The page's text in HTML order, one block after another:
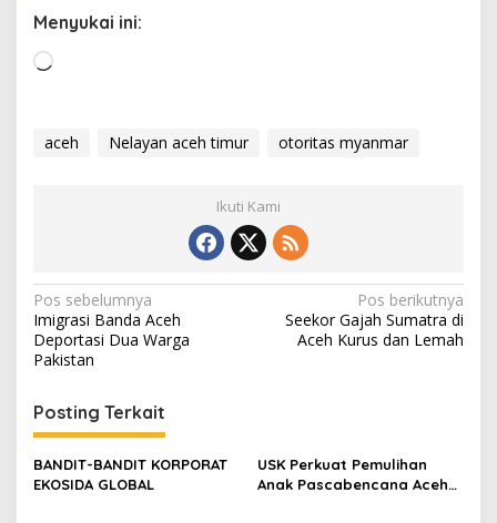
Menyukai ini:
u
aceh Nelayan aceh timur otoritas myanmar
Ikuti Kami
N
a
v
i
g
a
s
Pos sebelumnya
Imigrasi Banda Aceh
Deportasi Dua Warga
Pakistan
Pos berikutnya
Seekor Gajah Sumatra di
Aceh Kurus dan Lemah
Posting Terkait
BANDIT-BANDIT KORPORAT
EKOSIDA GLOBAL
USK Perkuat Pemulihan
Anak Pascabencana Aceh